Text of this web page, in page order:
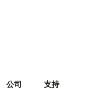
公司 支持